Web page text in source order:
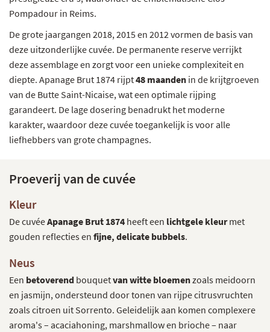
Pompadour in Reims.
De grote jaargangen 2018, 2015 en 2012 vormen de basis van
deze uitzonderlijke cuvée. De permanente reserve verrijkt
deze assemblage en zorgt voor een unieke complexiteit en
diepte. Apanage Brut 1874 rijpt48 maanden in de krijtgroeven
van de Butte Saint-Nicaise, wat een optimale rijping
garandeert. De lage dosering benadrukt het moderne
karakter, waardoor deze cuvée toegankelijk is voor alle
liefhebbers van grote champagnes.
Proeverij van de cuvée
Kleur
De cuvéeApanage Brut 1874 heeft een lichtgele kleurmet
gouden reflecties en fijne, delicate bubbels.
Neus
Een betoverend bouquetvan witte bloemenzoals meidoorn
en jasmijn, ondersteund door tonen van rijpe citrusvruchten
zoals citroen uit Sorrento. Geleidelijk aan komen complexere
aroma's – acaciahoning, marshmallow en brioche – naar